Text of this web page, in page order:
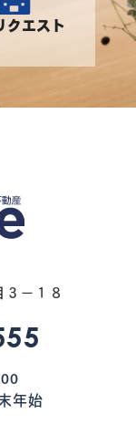
クエスト
３−１８
年始